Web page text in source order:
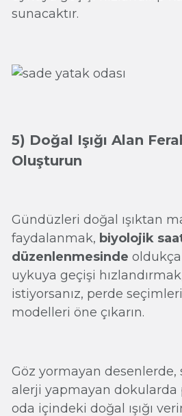
sunacaktır.
5) Doğal Işığı Alan
Oluşturun
Gündüzleri doğal ışıktan
faydalanmak, biyolojik
düzenlenmesinde
uykuya geçişi
istiyorsanız, perde
modelleri öne çıkarın.
Göz yormayan
alerji yapmayan dokularda
oda içindeki doğal ışığı